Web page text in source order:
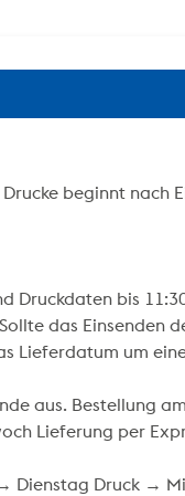
beginnt nach
Druckdaten bis
das Einsenden
Lieferdatum um
aus. Bestellung
Lieferung per
Dienstag Druck →